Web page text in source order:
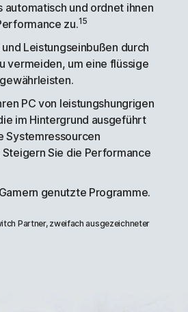
automatisch und ordnet ihnen
zu.15
Leistungseinbußen durch
vermeiden, um eine flüssige
PC von leistungshungrigen
im Hintergrund ausgeführt
Systemressourcen
Steigern Sie die Performance
genutzte Programme.
Partner, zweifach ausgezeichneter